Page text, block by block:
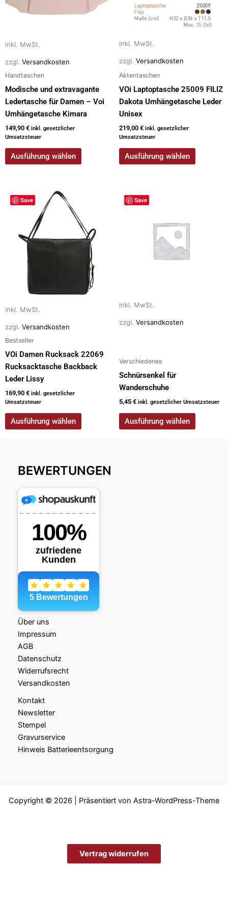
inkl. MwSt.
zzgl. Versandkosten
Handtaschen
Modische und extravagante
Ledertasche für Damen – Voi
Umhängetasche Kimara
149,90 € inkl. gesetzlicher
Umsatzsteuer
Ausführung wählen
Die
Optionen
Produktseite
gewählt
werden
inkl. MwSt.
zzgl. Versandkosten
Aktentaschen
VOi Laptoptasche 25009 FILIZ
Dakota Umhängetasche Leder
Unisex
219,00 € inkl. gesetzlicher
Umsatzsteuer
Ausführung wählen
Optionen
auf
Produktseite
gewählt
werden
Save
inkl. MwSt.
zzgl. Versandkosten
Bestseller
VOi Damen Rucksack 22069
Rucksacktasche Backback
Leder Lissy
169,90 € inkl. gesetzlicher
Umsatzsteuer
Ausführung wählen
Dieses
Produkt
mehrere
Varianten
können
Produktseite
gewählt
werden
Save
inkl. MwSt.
zzgl. Versandkosten
Verschiedenes
Schnürsenkel für
Wanderschuhe
5,45 € inkl. gesetzlicher Umsatzsteuer
Ausführung wählen
Dieses
Produkt
auf
Produktseite
BEWERTUNGEN
Über uns
Impressum
AGB
Datenschutz
Widerrufsrecht
Versandkosten
Kontakt
Newsletter
Stempel
Gravurservice
Hinweis Batterieentsorgung
Copyright © 2026 | Präsentiert von Astra-WordPress-Theme
Vertrag widerrufen